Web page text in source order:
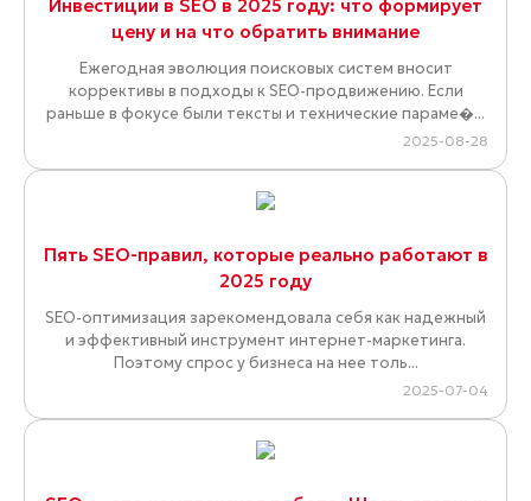
Инвестиции в SEO в 2025 году: что формирует
цену и на что обратить внимание
Ежегодная эволюция поисковых систем вносит
коррективы в подходы к SEO-продвижению. Если
раньше в фокусе были тексты и технические параме�...
2025-08-28
Пять SEO-правил, которые реально работают в
2025 году
SEO-оптимизация зарекомендовала себя как надежный
и эффективный инструмент интернет-маркетинга.
Поэтому спрос у бизнеса на нее толь...
2025-07-04